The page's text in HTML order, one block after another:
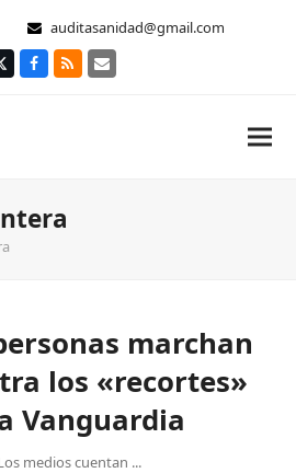
auditasanidad@gmail.com
TwitterFacebook
RSS Correo
marchan
los «recortes»
Vanguardia
medios cuentan ...